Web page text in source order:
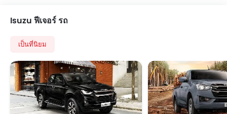
Isuzu ฟีเจอร์ รถ
เป็นที่นิยม